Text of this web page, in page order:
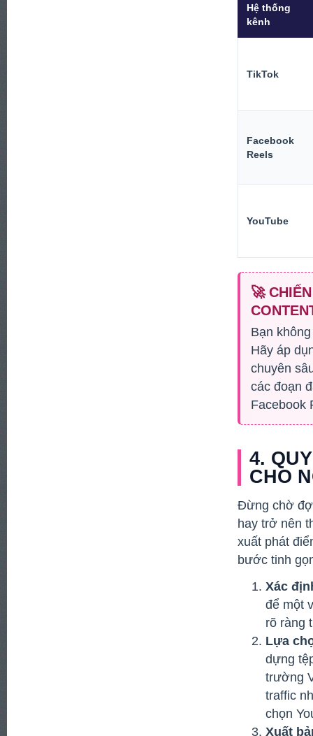
Hệ thống
kênh
TikTok
Facebook
Reels
YouTube
🚀
Bạn
Hãy áp
chuyên
các đoạn
Facebook
4.
CHO
Đừng chờ
hay trở nên
xuất phát
bước tinh
Xác
để một
rõ ràng
Lựa
dựng
trường
traffic
chọn
Xuất